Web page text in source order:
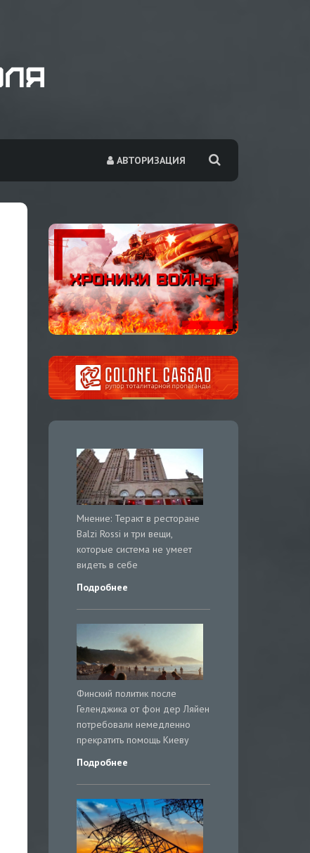
АВТОРИЗАЦИЯ
Мнение: Теракт в ресторане
Balzi Rossi и три вещи,
которые система не умеет
видеть в себе
Подробнее
Финский политик после
Геленджика от фон дер Ляйен
потребовали немедленно
прекратить помощь Киеву
Подробнее